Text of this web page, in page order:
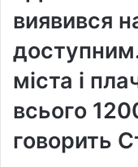
виявився
міста і
всього
говорить